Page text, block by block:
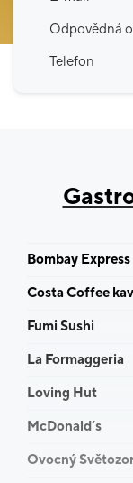
Odpovědná
Telefon
Bombay Express
Costa Coffee
Fumi Sushi
La Formaggeria
Loving Hut
McDonald´s
Ovocný